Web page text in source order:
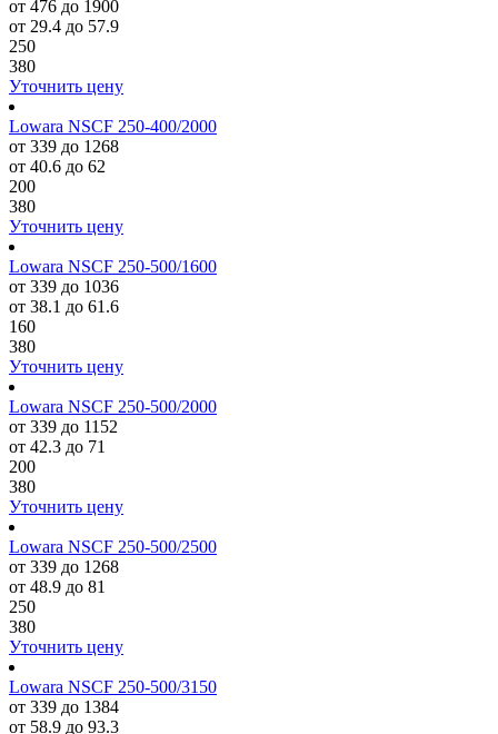
от 476 до 1900
от 29.4 до 57.9
250
380
Уточнить цену
Lowara NSCF 250-400/2000
от 339 до 1268
от 40.6 до 62
200
380
Уточнить цену
Lowara NSCF 250-500/1600
от 339 до 1036
от 38.1 до 61.6
160
380
Уточнить цену
Lowara NSCF 250-500/2000
от 339 до 1152
от 42.3 до 71
200
380
Уточнить цену
Lowara NSCF 250-500/2500
от 339 до 1268
от 48.9 до 81
250
380
Уточнить цену
Lowara NSCF 250-500/3150
от 339 до 1384
от 58.9 до 93.3